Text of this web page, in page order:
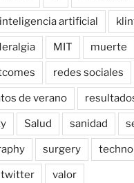
inteligencia artificial
MIT muerte
redes sociales
de verano
Salud sanidad
surgery
twitter valor